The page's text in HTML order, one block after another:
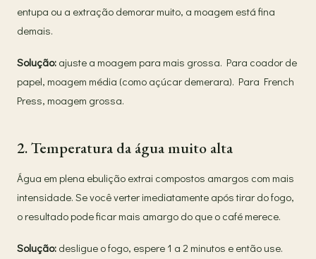
entupa ou a extração demorar muito, a moagem está fina
demais.
Solução: ajuste a moagem para mais grossa. Para coador de
papel, moagem média (como açúcar demerara). Para French
Press, moagem grossa.
2. Temperatura da água muito alta
Água em plena ebulição extrai compostos amargos com mais
intensidade. Se você verter imediatamente após tirar do fogo,
o resultado pode ficar mais amargo do que o café merece.
Solução: desligue o fogo, espere 1 a 2 minutos e então use.